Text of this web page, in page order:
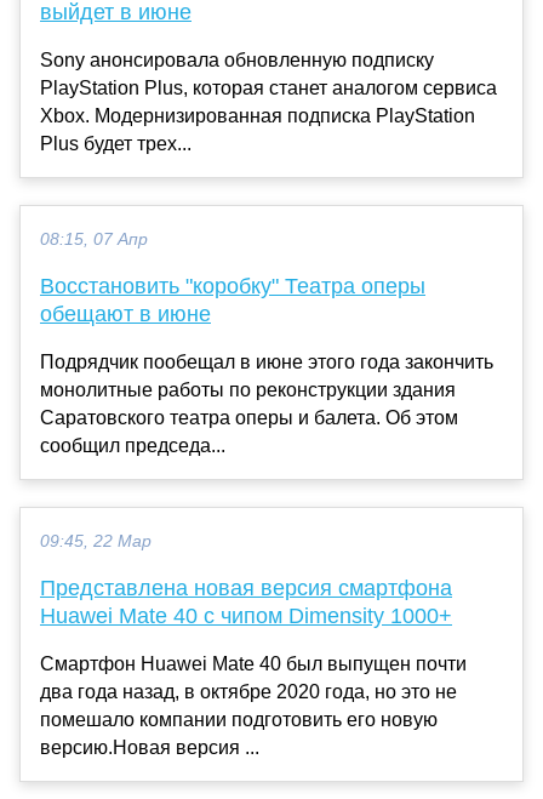
выйдет в июне
Sony анонсировала обновленную подписку
PlayStation Plus, которая станет аналогом сервиса
Xbox. Модернизированная подписка PlayStation
Plus будет трех...
08:15, 07 Апр
Восстановить "коробку" Театра оперы
обещают в июне
Подрядчик пообещал в июне этого года закончить
монолитные работы по реконструкции здания
Саратовского театра оперы и балета. Об этом
сообщил председа...
09:45, 22 Мар
Представлена новая версия смартфона
Huawei Mate 40 с чипом Dimensity 1000+
Смартфон Huawei Mate 40 был выпущен почти
два года назад, в октябре 2020 года, но это не
помешало компании подготовить его новую
версию.Новая версия ...